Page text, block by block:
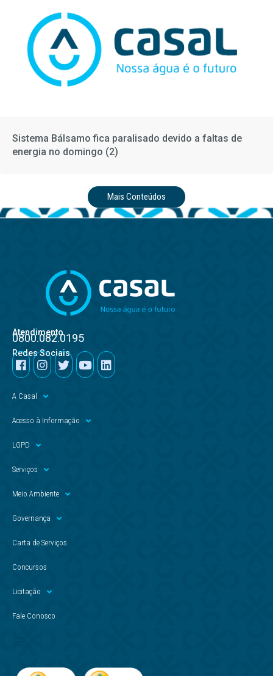
Sistema Bálsamo fica paralisado devido a faltas de
energia no domingo (2)
Mais Conteúdos
Atendimento
0800.082.0195
Redes Sociais
A Casal
Acesso à Informação
LGPD
Serviços
Meio Ambiente
Governança
Carta de Serviços
Concursos
Licitação
Fale Conosco